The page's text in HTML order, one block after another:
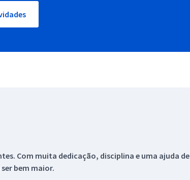
Com muita dedicação, disciplina e uma ajuda de
bem maior.